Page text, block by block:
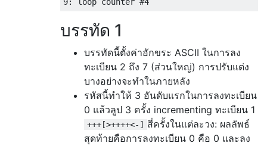
บรรทัด 1
บรรทัดนี้ตั้งค่าอักขระ ASCII ในการลง
ทะเบียน 2 ถึง 7 (ส่วนใหญ่) การปรับแต่ง
บางอย่างจะทำในภายหลัง
รหัสนี้ทำให้ 3 อันดับแรกในการลงทะเบียน
0 แล้วลูป 3 ครั้ง incrementing ทะเบียน 1
+++[>++++<-]
สี่ครั้งในแต่ละวง: ผลลัพธ์
สุดท้ายคือการลงทะเบียน 0 คือ 0 และลง